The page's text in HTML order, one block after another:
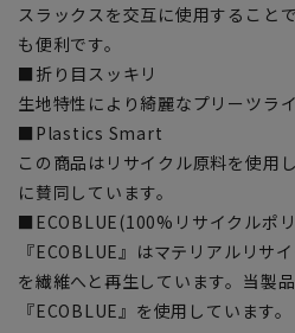
スラックスを交互に使用すること
も便利です。
■折り目スッキリ
生地特性により綺麗なプリーツラ
■Plastics Smart
この商品はリサイクル原料を使用
に賛同しています。
■ECOBLUE(100%リサイクルポ
『ECOBLUE』はマテリアルリサ
を繊維へと再生しています。当製
『ECOBLUE』を使用しています。